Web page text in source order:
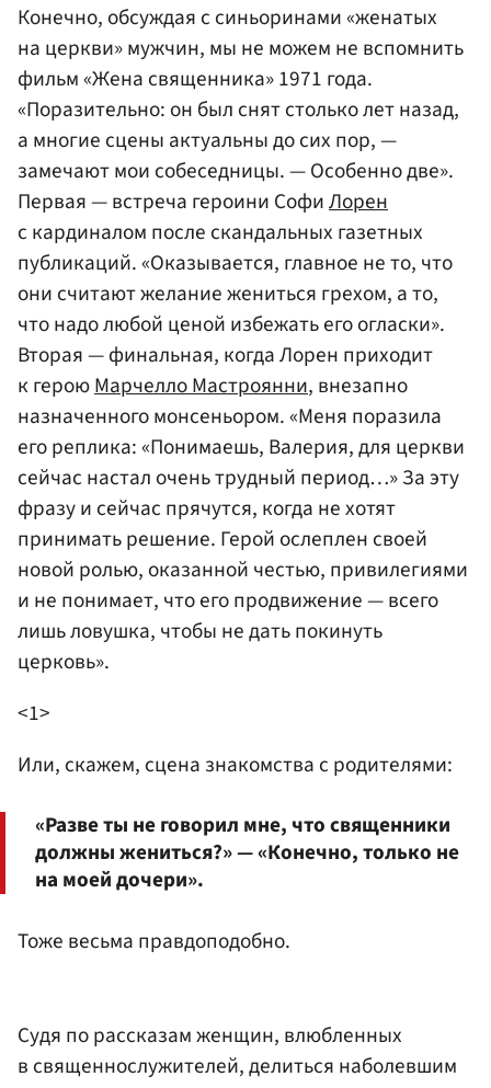
Конечно, обсуждая с синьоринами «женатых
на церкви» мужчин, мы не можем не вспомнить
фильм «Жена священника» 1971 года.
«Поразительно: он был снят столько лет назад,
а многие сцены актуальны до сих пор, —
замечают мои собеседницы. — Особенно две».
Первая — встреча героини СофиЛорен
с кардиналом после скандальных газетных
публикаций. «Оказывается, главное не то, что
они считают желание жениться грехом, а то,
что надо любой ценой избежать его огласки».
Вторая — финальная, когда Лорен приходит
к героюМарчелло Мастроянни, внезапно
назначенного монсеньором. «Меня поразила
его реплика: «Понимаешь, Валерия, для церкви
сейчас настал очень трудный период…» За эту
фразу и сейчас прячутся, когда не хотят
принимать решение. Герой ослеплен своей
новой ролью, оказанной честью, привилегиями
и не понимает, что его продвижение — всего
лишь ловушка, чтобы не дать покинуть
церковь».
<1>
Или, скажем, сцена знакомства с родителями:
«Разве ты не говорил мне, что священники
должны жениться?» — «Конечно, только не
на моей дочери».
Тоже весьма правдоподобно.
Судя по рассказам женщин, влюбленных
в священнослужителей, делиться наболевшим